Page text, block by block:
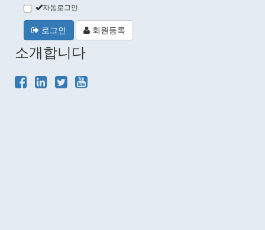
자동로그인
로그인 회원등록
소개합니다